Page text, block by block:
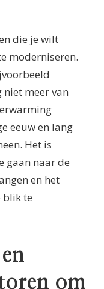
die je wilt
moderniseren.
meer van
eeuw en lang
Het is
gaan naar de
en het
blik te
om